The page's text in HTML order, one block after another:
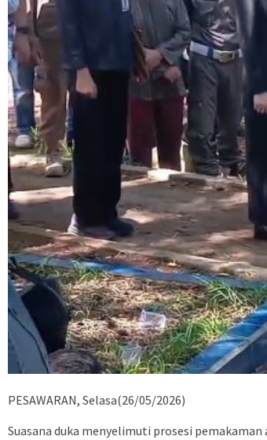
PESAWARAN, Selasa(26/05/2026)
Suasana duka menyelimuti prosesi pemakaman